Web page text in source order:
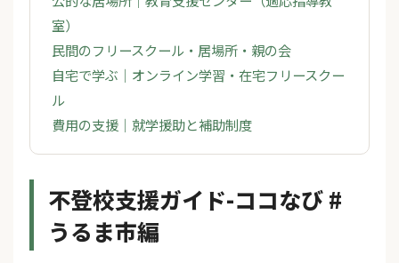
室）
民間のフリースクール・居場所・親の会
自宅で学ぶ｜オンライン学習・在宅フリースクー
ル
費用の支援｜就学援助と補助制度
不登校支援ガイド-ココなび #
うるま市編